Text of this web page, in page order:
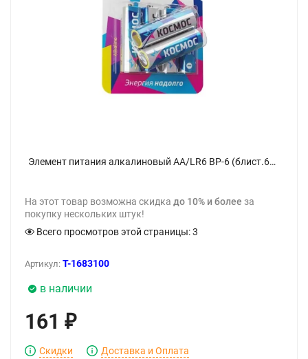
Элемент питания алкалиновый AA/LR6 BP-6 (блист.6шт) КОСМОС KOCLR6BL6 - фото
На этот товар возможна скидка до 10% и более за
покупку нескольких штук!
Всего просмотров этой страницы:3
Артикул: T-1683100
в наличии
161 ₽
Скидки Доставка и Оплата